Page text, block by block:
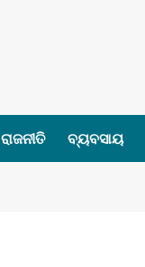
ରାଜନୀତି ବ୍ୟବସାୟ